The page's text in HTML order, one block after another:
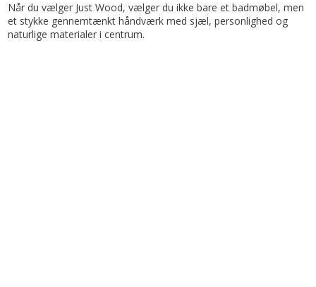
Når du vælger Just Wood, vælger du ikke bare et badmøbel, men
et stykke gennemtænkt håndværk med sjæl, personlighed og
naturlige materialer i centrum.